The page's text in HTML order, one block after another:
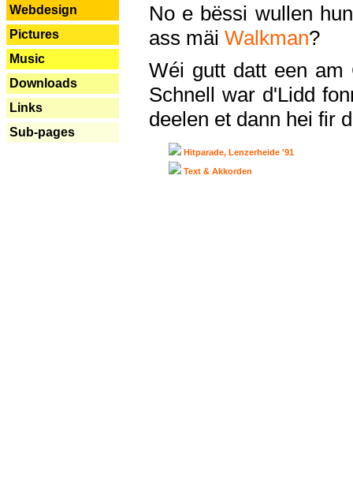
Webdesign
Pictures
Music
Downloads
Links
Sub-pages
No e bëssi wullen
ass mäi Walkman?
Wéi gutt datt een am
Schnell war d'Lidd
deelen et dann hei fir
Hitparade, Lenzerheide '91
Text & Akkorden